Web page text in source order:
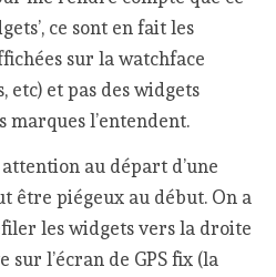
ce sont en fait les
sur la watchface
etc) et pas des widgets
marques l’entendent.
au départ d’une
être piégeux au début. On a
les widgets vers la droite
sur l’écran de GPS fix (la